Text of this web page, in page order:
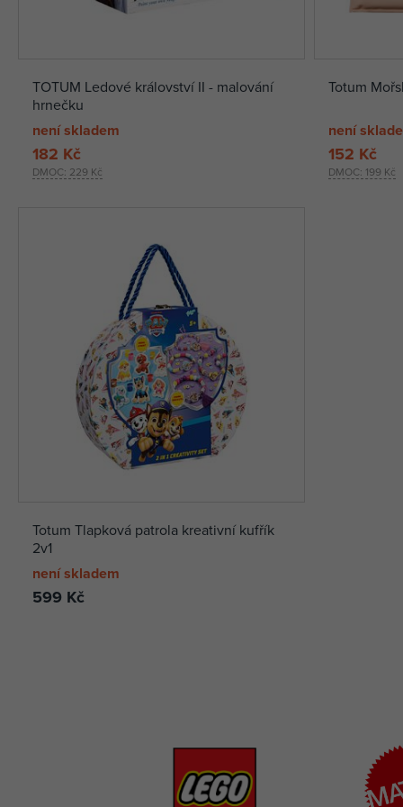
TOTUM Ledové království II - malování
hrnečku
není skladem
DMOC: 229 Kč
182 Kč
Totum
není
DMOC: 199 Kč
152 Kč
Totum Tlapková patrola kreativní kufřík
2v1
není skladem
599 Kč